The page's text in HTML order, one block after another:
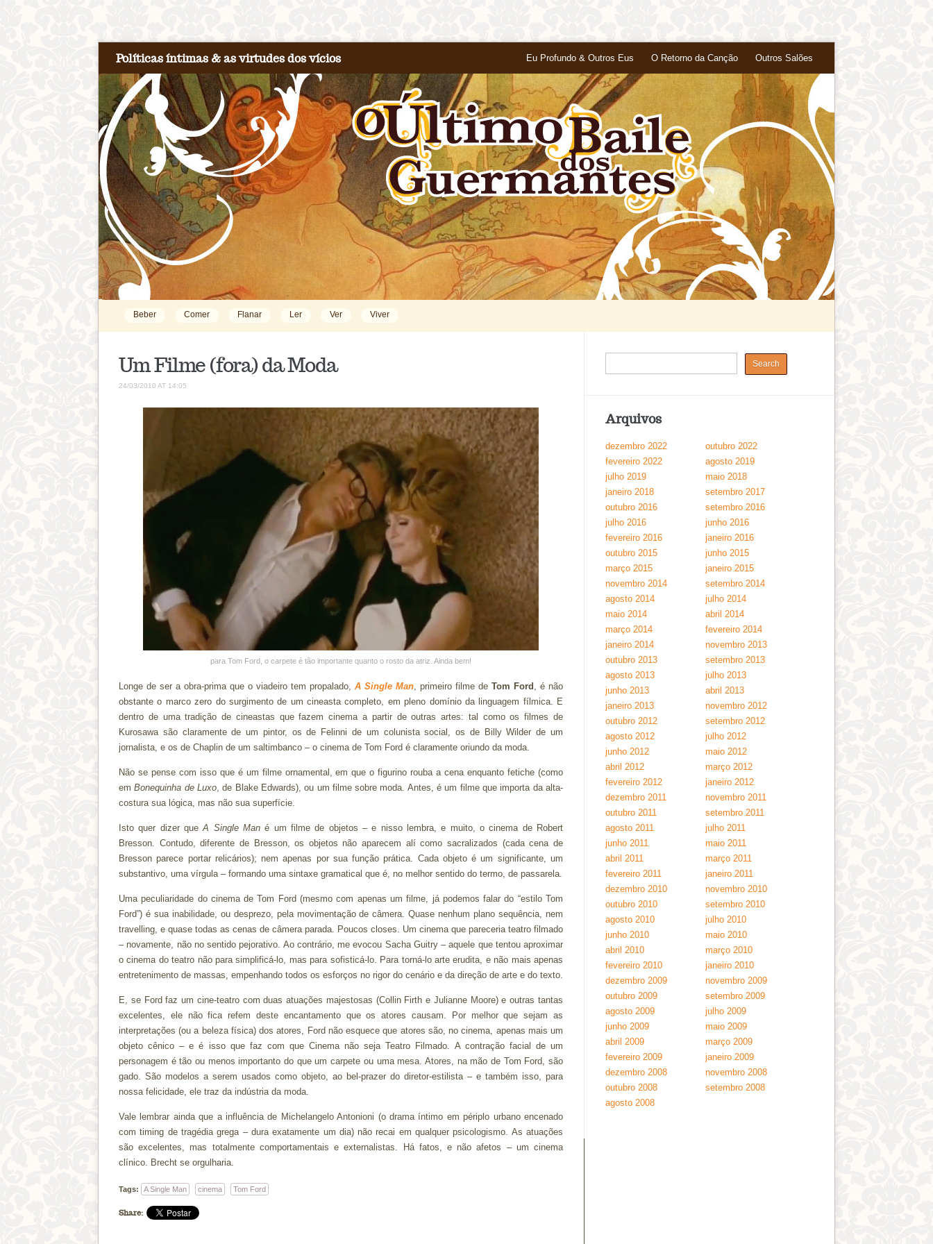
Políticas íntimas & as virtudes dos vícios Eu Profundo & Outros Eus O Retorno da Canção Outros Salões
Beber Comer Flanar Ler Ver Viver
Um Filme (fora) da Moda
24/03/2010 AT 14:05
para Tom Ford, o carpete é tão importante quanto o rosto da atriz. Ainda bem!
Longe de ser a obra-prima que o viadeiro tem propalado, A Single Man, primeiro filme de Tom Ford , é não
obstante o marco zero do surgimento de um cineasta completo, em pleno domínio da linguagem fílmica. E
dentro de uma tradição de cineastas que fazem cinema a partir de outras artes: tal como os filmes de
Kurosawa são claramente de um pintor, os de Felinni de um colunista social, os de Billy Wilder de um
jornalista, e os de Chaplin de um saltimbanco – o cinema de Tom Ford é claramente oriundo da moda.
Não se pense com isso que é um filme ornamental, em que o figurino rouba a cena enquanto fetiche (como
emBonequinha de Luxo, de Blake Edwards), ou um filme sobre moda. Antes, é um filme que importa da alta-
costura sua lógica, mas não sua superfície.
Isto quer dizer queA Single Man é um filme de objetos – e nisso lembra, e muito, o cinema de Robert
Bresson. Contudo, diferente de Bresson, os objetos não aparecem alí como sacralizados (cada cena de
Bresson parece portar relicários); nem apenas por sua função prática. Cada objeto é um significante, um
substantivo, uma vírgula – formando uma sintaxe gramatical que é, no melhor sentido do termo, de passarela.
Uma peculiaridade do cinema de Tom Ford (mesmo com apenas um filme, já podemos falar do “estilo Tom
Ford”) é sua inabilidade, ou desprezo, pela movimentação de câmera. Quase nenhum plano sequência, nem
travelling, e quase todas as cenas de câmera parada. Poucos closes. Um cinema que pareceria teatro filmado
– novamente, não no sentido pejorativo. Ao contrário, me evocou Sacha Guitry – aquele que tentou aproximar
o cinema do teatro não para simplificá-lo, mas para sofisticá-lo. Para torná-lo arte erudita, e não mais apenas
entretenimento de massas, empenhando todos os esforços no rigor do cenário e da direção de arte e do texto.
E, se Ford faz um cine-teatro com duas atuações majestosas (Collin Firth e Julianne Moore) e outras tantas
excelentes, ele não fica refem deste encantamento que os atores causam. Por melhor que sejam as
interpretações (ou a beleza física) dos atores, Ford não esquece que atores são, no cinema, apenas mais um
objeto cênico – e é isso que faz com que Cinema não seja Teatro Filmado. A contração facial de um
personagem é tão ou menos importanto do que um carpete ou uma mesa. Atores, na mão de Tom Ford, são
gado. São modelos a serem usados como objeto, ao bel-prazer do diretor-estilista – e também isso, para
nossa felicidade, ele traz da indústria da moda.
Vale lembrar ainda que a influência de Michelangelo Antonioni (o drama íntimo em périplo urbano encenado
com timing de tragédia grega – dura exatamente um dia) não recai em qualquer psicologismo. As atuações
são excelentes, mas totalmente comportamentais e externalistas. Há fatos, e não afetos – um cinema
clínico. Brecht se orgulharia.
Tags: A Single Man cinema Tom Ford
Share:
Arquivos
dezembro 2022
outubro 2022
fevereiro 2022
agosto 2019
julho 2019
maio 2018
janeiro 2018
setembro 2017
outubro 2016
setembro 2016
julho 2016
junho 2016
fevereiro 2016
janeiro 2016
outubro 2015
junho 2015
março 2015
janeiro 2015
novembro 2014
setembro 2014
agosto 2014
julho 2014
maio 2014
abril 2014
março 2014
fevereiro 2014
janeiro 2014
novembro 2013
outubro 2013
setembro 2013
agosto 2013
julho 2013
junho 2013
abril 2013
janeiro 2013
novembro 2012
outubro 2012
setembro 2012
agosto 2012
julho 2012
junho 2012
maio 2012
abril 2012
março 2012
fevereiro 2012
janeiro 2012
dezembro 2011
novembro 2011
outubro 2011
setembro 2011
agosto 2011
julho 2011
junho 2011
maio 2011
abril 2011
março 2011
fevereiro 2011
janeiro 2011
dezembro 2010
novembro 2010
outubro 2010
setembro 2010
agosto 2010
julho 2010
junho 2010
maio 2010
abril 2010
março 2010
fevereiro 2010
janeiro 2010
dezembro 2009
novembro 2009
outubro 2009
setembro 2009
agosto 2009
julho 2009
junho 2009
maio 2009
abril 2009
março 2009
fevereiro 2009
janeiro 2009
dezembro 2008
novembro 2008
outubro 2008
setembro 2008
agosto 2008